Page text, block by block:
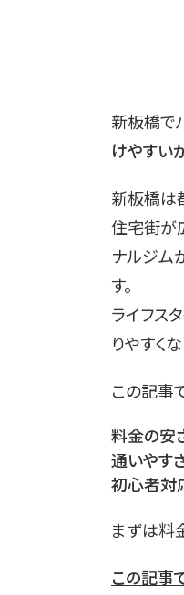
新板橋で
けやすい
新板橋は
住宅街が
ナルジム
す。
ライフス
りやすくな
この記事
料金の安
通いやす
初心者対
まずは料
この記事